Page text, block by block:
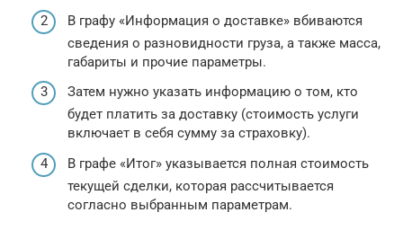
В графу «Информация о доставке» вбиваются
сведения о разновидности груза, а также масса,
габариты и прочие параметры.
Затем нужно указать информацию о том, кто
будет платить за доставку (стоимость услуги
включает в себя сумму за страховку).
В графе «Итог» указывается полная стоимость
текущей сделки, которая рассчитывается
согласно выбранным параметрам.